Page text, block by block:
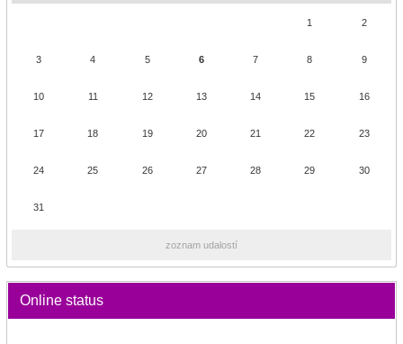
1 2
3 4 5 6 7 8 9
10 11 12 13 14 15 16
17 18 19 20 21 22 23
24 25 26 27 28 29 30
31
zoznam udalostí
Online status